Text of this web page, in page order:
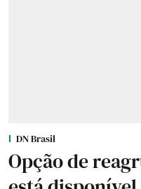
DN Brasil
Opção de